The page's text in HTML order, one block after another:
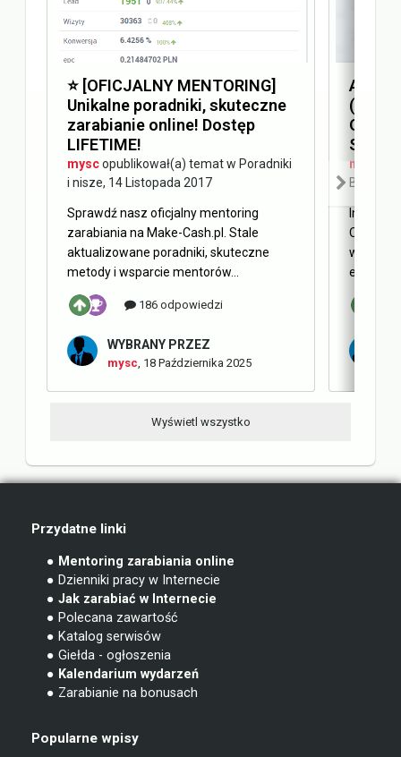
⭐️ [OFICJALNY MENTORING]
Unikalne poradniki, skuteczne
zarabianie online! Dostęp
LIFETIME!
myscopublikował(a) temat w Poradniki
i nisze, 14 Listopada 2017
Sprawdź nasz oficjalny mentoring
zarabiania na Make-Cash.pl. Stale
aktualizowane poradniki, skuteczne
metody i wsparcie mentorów...
186 odpowiedzi
WYBRANY PRZEZ
mysc 18 Października 2025
(AEO)
SEO
mysc
Blog
Internet
Obecnie
w
Wyświetl wszystko
Przydatne linki
● Mentoring zarabiania online
● Dzienniki pracy w Internecie
● Jak zarabiać w Internecie
● Polecana zawartość
● Katalog serwisów
● Giełda - ogłoszenia
● Kalendarium wydarzeń
● Zarabianie na bonusach
Popularne wpisy